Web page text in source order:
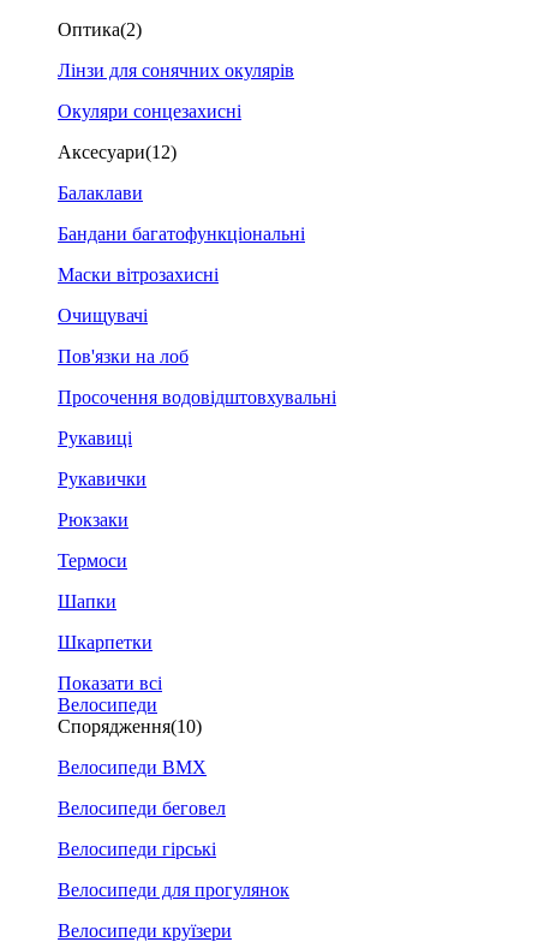
Оптика(2)
Лінзи для сонячних окулярів
Окуляри сонцезахисні
Аксесуари(12)
Балаклави
Бандани багатофункціональні
Маски вітрозахисні
Очищувачі
Пов'язки на лоб
Просочення водовідштовхувальні
Рукавиці
Рукавички
Рюкзаки
Термоси
Шапки
Шкарпетки
Показати всі
Велосипеди
Спорядження(10)
Велосипеди BMX
Велосипеди беговел
Велосипеди гірські
Велосипеди для прогулянок
Велосипеди круїзери